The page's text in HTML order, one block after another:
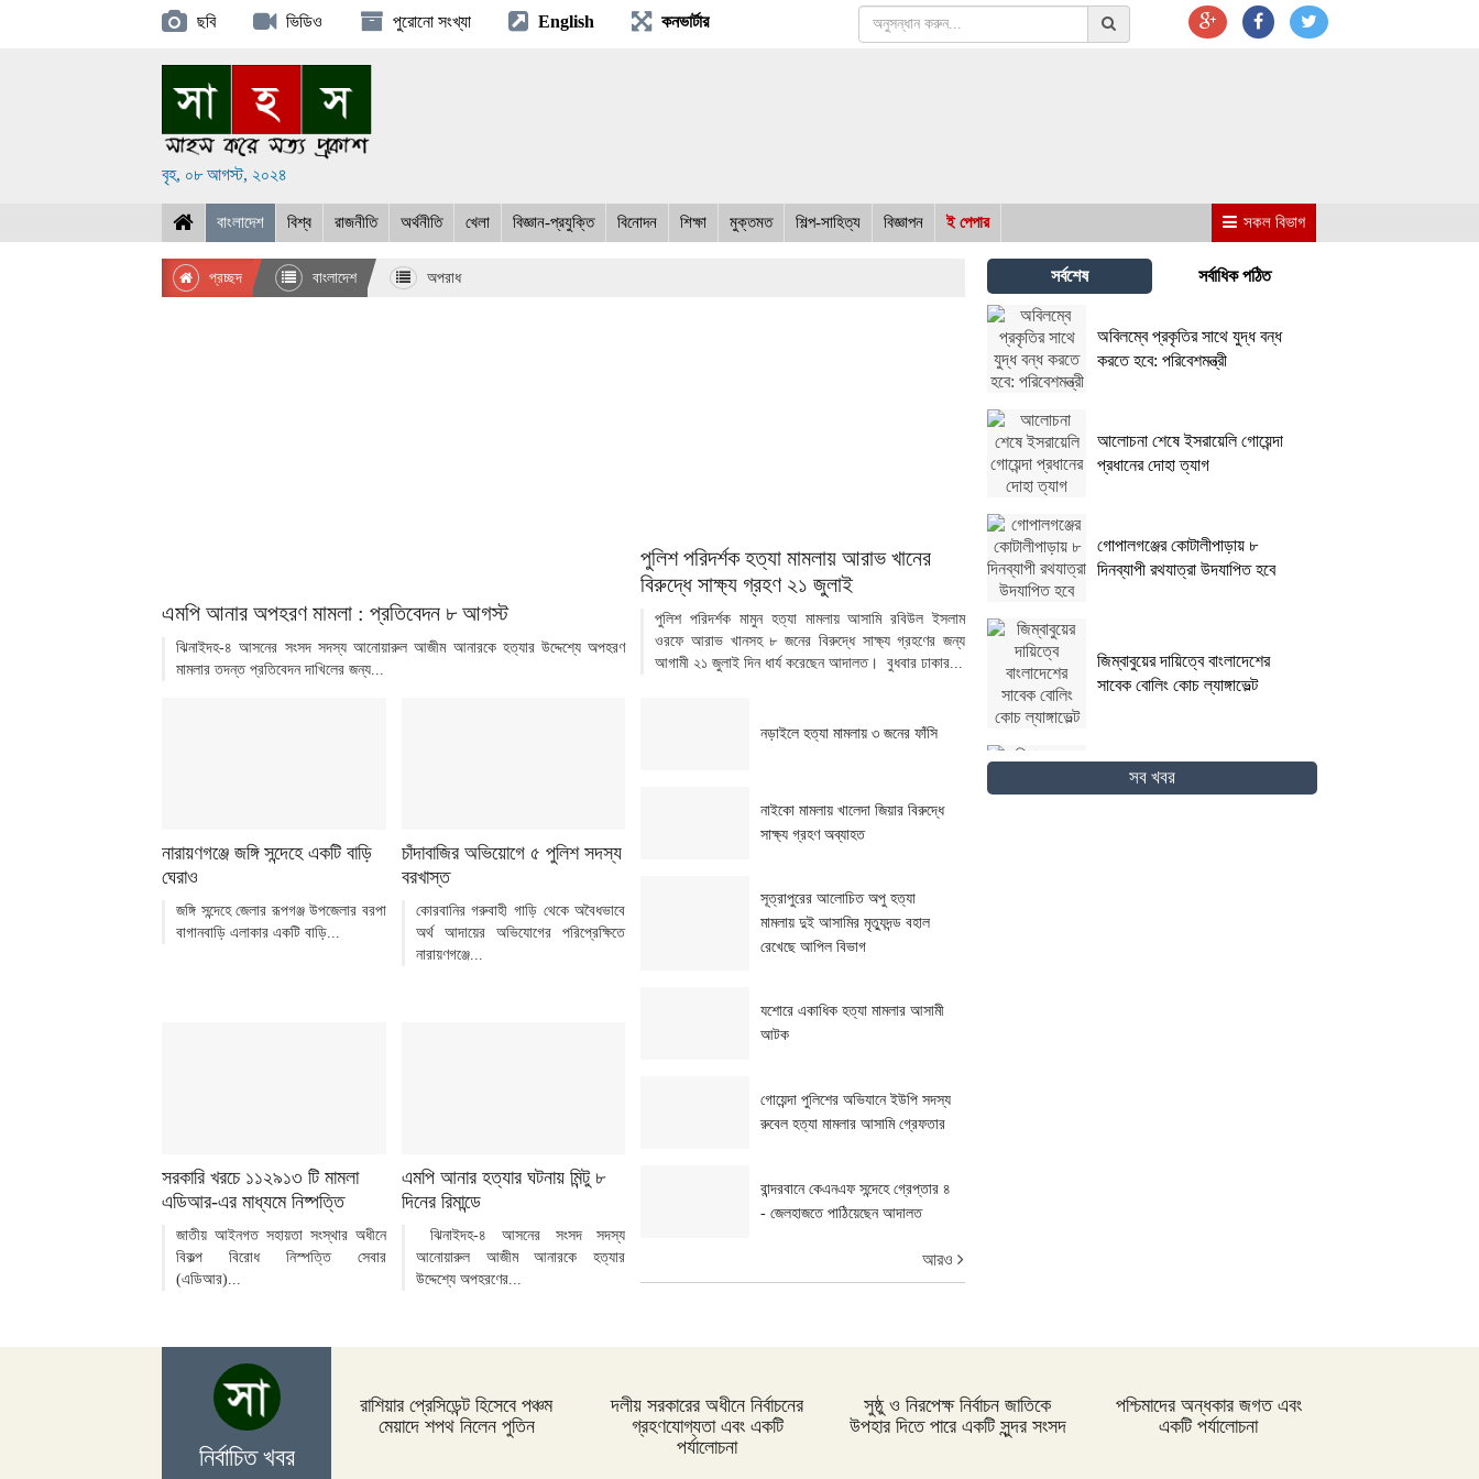
ছবি ভিডিও পুরোনো সংখ্যা English কনভার্টার
বৃহ, ০৮ আগস্ট, ২০২৪
বাংলাদেশ বিশ্ব রাজনীতি অর্থনীতি খেলা বিজ্ঞান-প্রযুক্তি বিনোদন শিক্ষা মুক্তমত শিল্প-সাহিত্য বিজ্ঞাপন ই পেপার সকল বিভাগ
প্রচ্ছদ বাংলাদেশ অপরাধ
এমপি আনার অপহরণ মামলা : প্রতিবেদন ৮ আগস্ট
ঝিনাইদহ-৪ আসনের সংসদ সদস্য আনোয়ারুল আজীম আনারকে হত্যার উদ্দেশ্যে অপহরণ
মামলার তদন্ত প্রতিবেদন দাখিলের জন্য...
পুলিশ পরিদর্শক হত্যা মামলায় আরাভ খানের
বিরুদ্ধে সাক্ষ্য গ্রহণ ২১ জুলাই
পুলিশ পরিদর্শক মামুন হত্যা মামলায় আসামি রবিউল ইসলাম
ওরফে আরাভ খানসহ ৮ জনের বিরুদ্ধে সাক্ষ্য গ্রহণের জন্য
আগামী ২১ জুলাই দিন ধার্য করেছেন আদালত। বুধবার ঢাকার...
নারায়ণগঞ্জে জঙ্গি সন্দেহে একটি বাড়ি
ঘেরাও
জঙ্গি সন্দেহে জেলার রূপগঞ্জ উপজেলার বরপা
বাগানবাড়ি এলাকার একটি বাড়ি...
চাঁদাবাজির অভিয়োগে ৫ পুলিশ সদস্য
বরখাস্ত
কোরবানির গরুবাহী গাড়ি থেকে অবৈধভাবে
অর্থ আদায়ের অভিযোগের পরিপ্রেক্ষিতে
নারায়ণগঞ্জে...
সরকারি খরচে ১১২৯১৩ টি মামলা
এডিআর-এর মাধ্যমে নিষ্পত্তি
জাতীয় আইনগত সহায়তা সংস্থার অধীনে
বিকল্প বিরোধ নিস্পত্তি সেবার
(এডিআর)...
এমপি আনার হত্যার ঘটনায় মিন্টু ৮
দিনের রিমান্ডে
ঝিনাইদহ-৪ আসনের সংসদ সদস্য
আনোয়ারুল আজীম আনারকে হত্যার
উদ্দেশ্যে অপহরণের...
নড়াইলে হত্যা মামলায় ৩ জনের ফাঁসি
নাইকো মামলায় খালেদা জিয়ার বিরুদ্ধে
সাক্ষ্য গ্রহণ অব্যাহত
সূত্রাপুরের আলোচিত অপু হত্যা
মামলায় দুই আসামির মৃত্যুদন্ড বহাল
রেখেছে আপিল বিভাগ
যশোরে একাধিক হত্যা মামলার আসামী
আটক
গোয়েন্দা পুলিশের অভিযানে ইউপি সদস্য
রুবেল হত্যা মামলার আসামি গ্রেফতার
বান্দরবানে কেএনএফ সন্দেহে গ্রেপ্তার ৪
- জেলহাজতে পাঠিয়েছেন আদালত
আরও
সর্বশেষ সর্বাধিক পঠিত
অবিলম্বে প্রকৃতির সাথে যুদ্ধ বন্ধ
করতে হবে: পরিবেশমন্ত্রী
আলোচনা শেষে ইসরায়েলি গোয়েন্দা
প্রধানের দোহা ত্যাগ
গোপালগঞ্জের কোটালীপাড়ায় ৮
দিনব্যাপী রথযাত্রা উদযাপিত হবে
জিম্বাবুয়ের দায়িত্বে বাংলাদেশের
সাবেক বোলিং কোচ ল্যাঙ্গাভেল্ট
দিনাজপুরের ফুলবাড়ীতে সড়ক দুর্ঘটনায়
দু’জন নিহত
নড়াইলের চিত্রাপাড়ে চলছে এসএম
সব খবর
নির্বাচিত খবর
রাশিয়ার প্রেসিডেন্ট হিসেবে পঞ্চম
মেয়াদে শপথ নিলেন পুতিন
দলীয় সরকারের অধীনে নির্বাচনের
গ্রহণযোগ্যতা এবং একটি
পর্যালোচনা
সুষ্ঠু ও নিরপেক্ষ নির্বাচন জাতিকে
উপহার দিতে পারে একটি সুন্দর সংসদ
পশ্চিমাদের অন্ধকার জগত এবং
একটি পর্যালোচনা